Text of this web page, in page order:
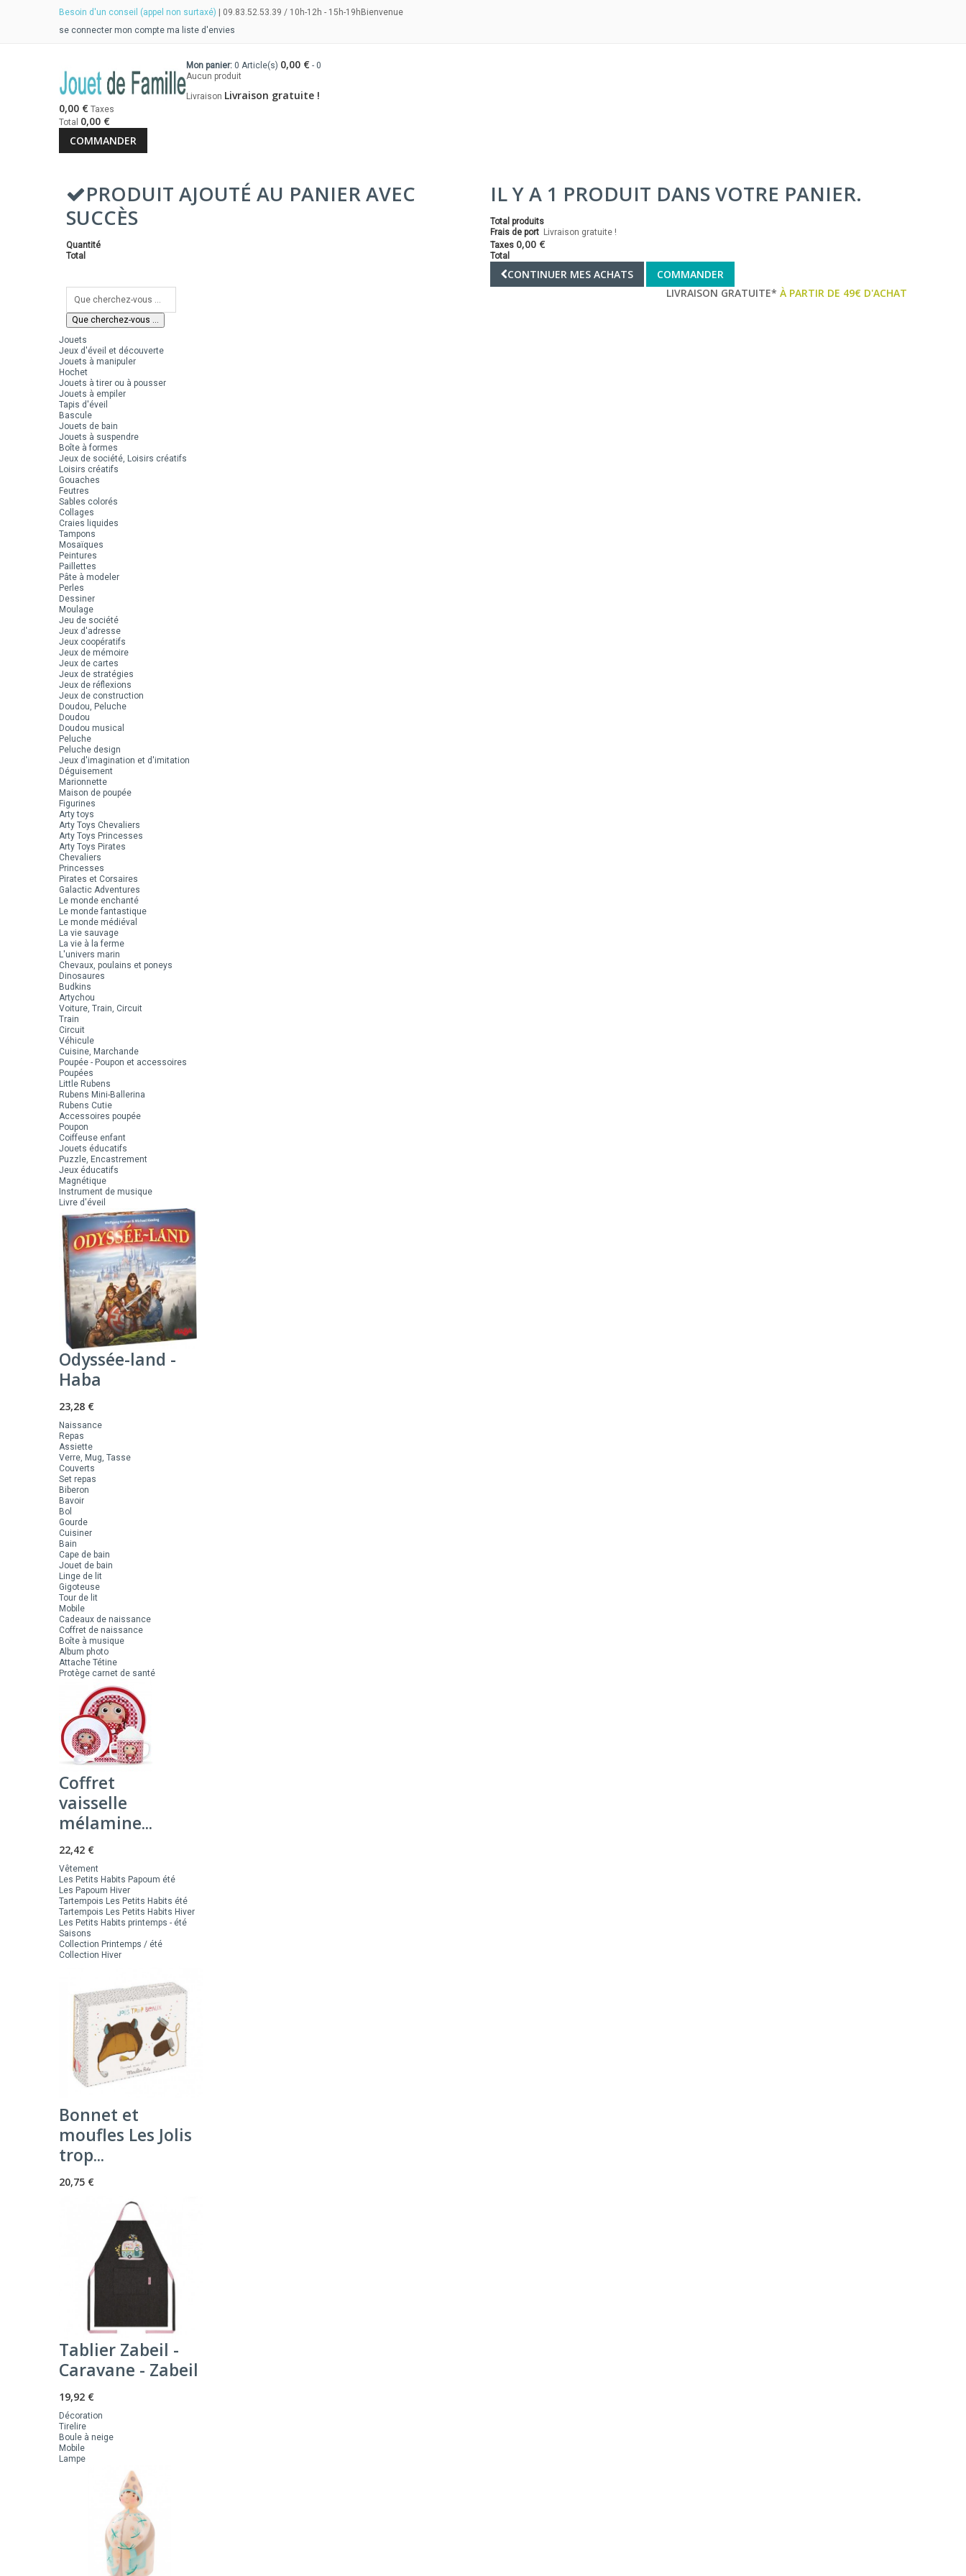
Besoin d'un conseil (appel non surtaxé) | 09.83.52.53.39 / 10h-12h - 15h-19h Bienvenue
se connecter mon compte ma liste d'envies
Mon panier: 0 Article(s) 0,00 € - 0
Aucun produit
Livraison Livraison gratuite !
0,00 € Taxes
Total 0,00 €
COMMANDER
PRODUIT AJOUTÉ AU PANIER AVEC
SUCCÈS
Quantité
Total
IL Y A 1 PRODUIT DANS VOTRE PANIER.
Total produits
Frais de port Livraison gratuite !
Taxes 0,00 €
Total
CONTINUER MES ACHATS COMMANDER
Que cherchez-vous ...
LIVRAISON GRATUITE* À PARTIR DE 49€ D'ACHAT
Jouets
Jeux d'éveil et découverte
Jouets à manipuler
Hochet
Jouets à tirer ou à pousser
Jouets à empiler
Tapis d'éveil
Bascule
Jouets de bain
Jouets à suspendre
Boîte à formes
Jeux de société, Loisirs créatifs
Loisirs créatifs
Gouaches
Feutres
Sables colorés
Collages
Craies liquides
Tampons
Mosaïques
Peintures
Paillettes
Pâte à modeler
Perles
Dessiner
Moulage
Jeu de société
Jeux d'adresse
Jeux coopératifs
Jeux de mémoire
Jeux de cartes
Jeux de stratégies
Jeux de réflexions
Jeux de construction
Doudou, Peluche
Doudou
Doudou musical
Peluche
Peluche design
Jeux d'imagination et d'imitation
Déguisement
Marionnette
Maison de poupée
Figurines
Arty toys
Arty Toys Chevaliers
Arty Toys Princesses
Arty Toys Pirates
Chevaliers
Princesses
Pirates et Corsaires
Galactic Adventures
Le monde enchanté
Le monde fantastique
Le monde médiéval
La vie sauvage
La vie à la ferme
L'univers marin
Chevaux, poulains et poneys
Dinosaures
Budkins
Artychou
Voiture, Train, Circuit
Train
Circuit
Véhicule
Cuisine, Marchande
Poupée - Poupon et accessoires
Poupées
Little Rubens
Rubens Mini-Ballerina
Rubens Cutie
Accessoires poupée
Poupon
Coiffeuse enfant
Jouets éducatifs
Puzzle, Encastrement
Jeux éducatifs
Magnétique
Instrument de musique
Livre d'éveil
Odyssée-land -
Haba
23,28 €
Naissance
Repas
Assiette
Verre, Mug, Tasse
Couverts
Set repas
Biberon
Bavoir
Bol
Gourde
Cuisiner
Bain
Cape de bain
Jouet de bain
Linge de lit
Gigoteuse
Tour de lit
Mobile
Cadeaux de naissance
Coffret de naissance
Boîte à musique
Album photo
Attache Tétine
Protège carnet de santé
Coffret
vaisselle
mélamine...
22,42 €
Vêtement
Les Petits Habits Papoum été
Les Papoum Hiver
Tartempois Les Petits Habits été
Tartempois Les Petits Habits Hiver
Les Petits Habits printemps - été
Saisons
Collection Printemps / été
Collection Hiver
Bonnet et
moufles Les Jolis
trop...
20,75 €
Tablier Zabeil -
Caravane - Zabeil
19,92 €
Décoration
Tirelire
Boule à neige
Mobile
Lampe